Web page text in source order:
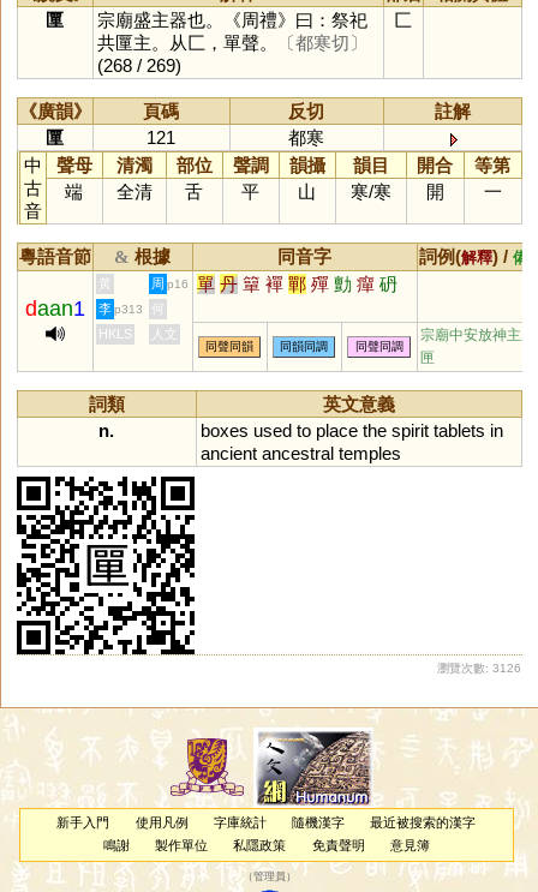
匰
宗廟盛主器也。《周禮》曰：祭祀
共匰主。从匚，單聲。
〔都寒切〕
(268 / 269)
匚
《廣韻》 頁碼 反切
註解
匰
121
都寒
中
古
音
聲母 清濁 部位 聲調 韻攝 韻目 開合
等第
端
全清 舌 平 山 寒/寒 開 一
粵語音節 & 根據 同音字 詞例(解釋) / 備
daan1
黃 周 p16 單 丹 簞 襌 鄲 殫 勯 癉 砃
李 p313
何
HKLS
人文
同聲同韻 同韻同調 同聲同調
宗廟中安放神主之
匣
詞類
英文意義
n.
boxes used to place the spirit tablets in
ancient ancestral temples
瀏覽次數: 3126
新手入門 使用凡例 字庫統計 隨機漢字
最近被搜索的漢字
鳴謝
製作單位 私隱政策 免責聲明 意見簿
（管理員 ）